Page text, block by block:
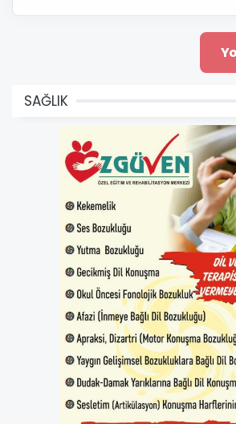
SAĞLIK